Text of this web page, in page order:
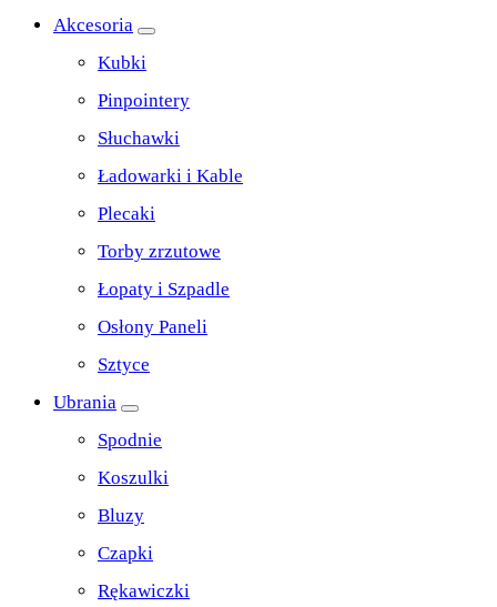
Akcesoria
Kubki
Pinpointery
Słuchawki
Ładowarki i Kable
Plecaki
Torby zrzutowe
Łopaty i Szpadle
Osłony Paneli
Sztyce
Ubrania
Spodnie
Koszulki
Bluzy
Czapki
Rękawiczki